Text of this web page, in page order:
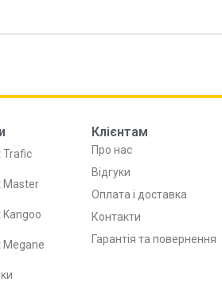
Trafic
Master
Kangoo
Megane
Клієнтам
Про нас
Відгуки
Оплата і доставка
Контакти
Гарантія та повернення